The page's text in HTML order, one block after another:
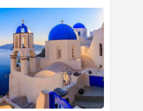
天
說
英
語！
英
商
劍